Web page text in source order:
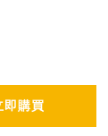
即購買